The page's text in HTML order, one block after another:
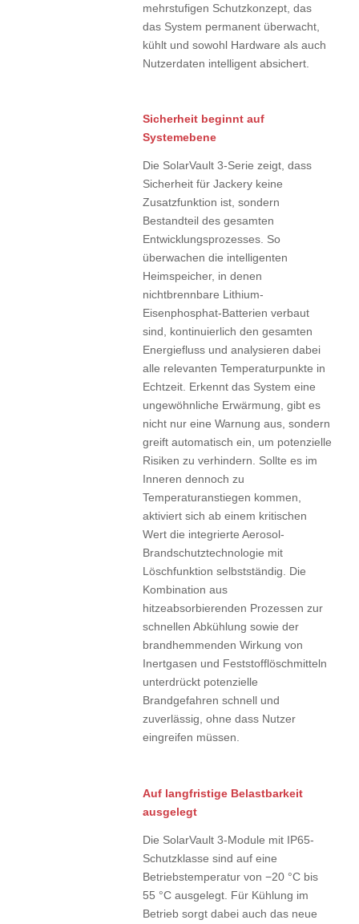
mehrstufigen Schutzkonzept, das
das System permanent überwacht,
kühlt und sowohl Hardware als auch
Nutzerdaten intelligent absichert.
Sicherheit beginnt auf
Systemebene
Die SolarVault 3-Serie zeigt, dass
Sicherheit für Jackery keine
Zusatzfunktion ist, sondern
Bestandteil des gesamten
Entwicklungsprozesses. So
überwachen die intelligenten
Heimspeicher, in denen
nichtbrennbare Lithium-
Eisenphosphat-Batterien verbaut
sind, kontinuierlich den gesamten
Energiefluss und analysieren dabei
alle relevanten Temperaturpunkte in
Echtzeit. Erkennt das System eine
ungewöhnliche Erwärmung, gibt es
nicht nur eine Warnung aus, sondern
greift automatisch ein, um potenzielle
Risiken zu verhindern. Sollte es im
Inneren dennoch zu
Temperaturanstiegen kommen,
aktiviert sich ab einem kritischen
Wert die integrierte Aerosol-
Brandschutztechnologie mit
Löschfunktion selbstständig. Die
Kombination aus
hitzeabsorbierenden Prozessen zur
schnellen Abkühlung sowie der
brandhemmenden Wirkung von
Inertgasen und Feststofflöschmitteln
unterdrückt potenzielle
Brandgefahren schnell und
zuverlässig, ohne dass Nutzer
eingreifen müssen.
Auf langfristige Belastbarkeit
ausgelegt
Die SolarVault 3-Module mit IP65-
Schutzklasse sind auf eine
Betriebstemperatur von −20 °C bis
55 °C ausgelegt. Für Kühlung im
Betrieb sorgt dabei auch das neue